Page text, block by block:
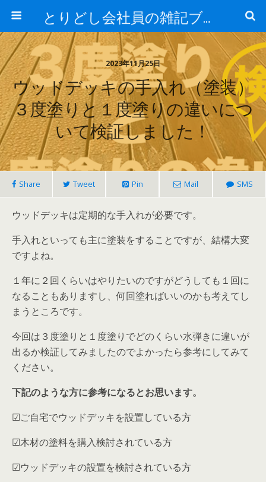
とりどし会社員の雑記ブログ
2023年11月25日
ウッドデッキの手入れ（塗装）
３度塗りと１度塗りの違いにつ
いて検証しました！
Share Tweet Pin Mail SMS
ウッドデッキは定期的な手入れが必要です。
手入れといっても主に塗装をすることですが、結構大変
ですよね。
１年に２回くらいはやりたいのですがどうしても１回に
なることもありますし、何回塗ればいいのかも考えてし
まうところです。
今回は３度塗りと１度塗りでどのくらい水弾きに違いが
出るか検証してみましたのでよかったら参考にしてみて
ください。
下記のような方に参考になるとお思います。
☑︎ご自宅でウッドデッキを設置している方
☑︎木材の塗料を購入検討されている方
☑︎ウッドデッキの設置を検討されている方